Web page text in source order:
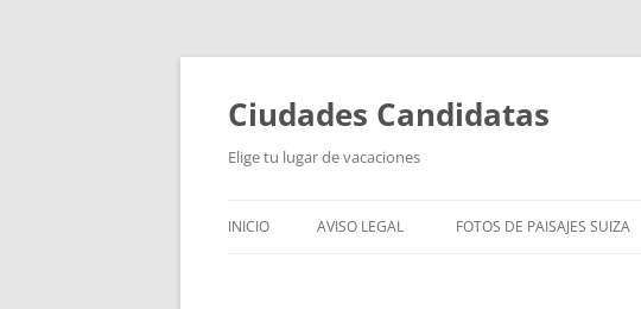
Saltar
contenido
Ciudades Candidatas
Elige tu lugar de vacaciones
INICIO AVISO LEGAL FOTOS DE PAISAJES SUIZA